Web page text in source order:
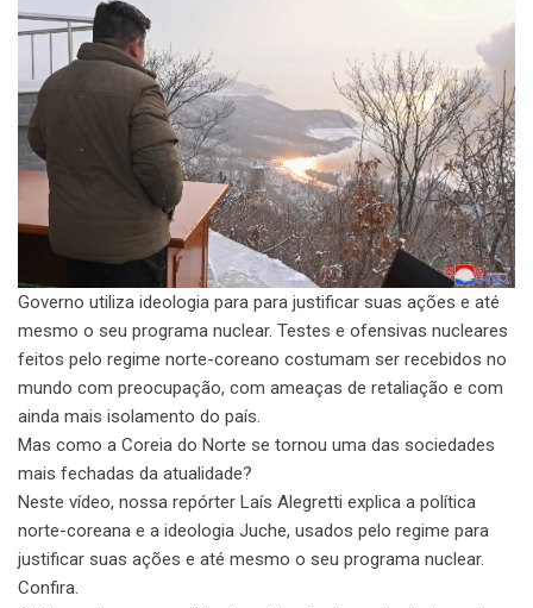
Governo utiliza ideologia para para justificar suas ações e até
mesmo o seu programa nuclear. Testes e ofensivas nucleares
feitos pelo regime norte-coreano costumam ser recebidos no
mundo com preocupação, com ameaças de retaliação e com
ainda mais isolamento do país.
Mas como a Coreia do Norte se tornou uma das sociedades
mais fechadas da atualidade?
Neste vídeo, nossa repórter Laís Alegretti explica a política
norte-coreana e a ideologia Juche, usados pelo regime para
justificar suas ações e até mesmo o seu programa nuclear.
Confira.